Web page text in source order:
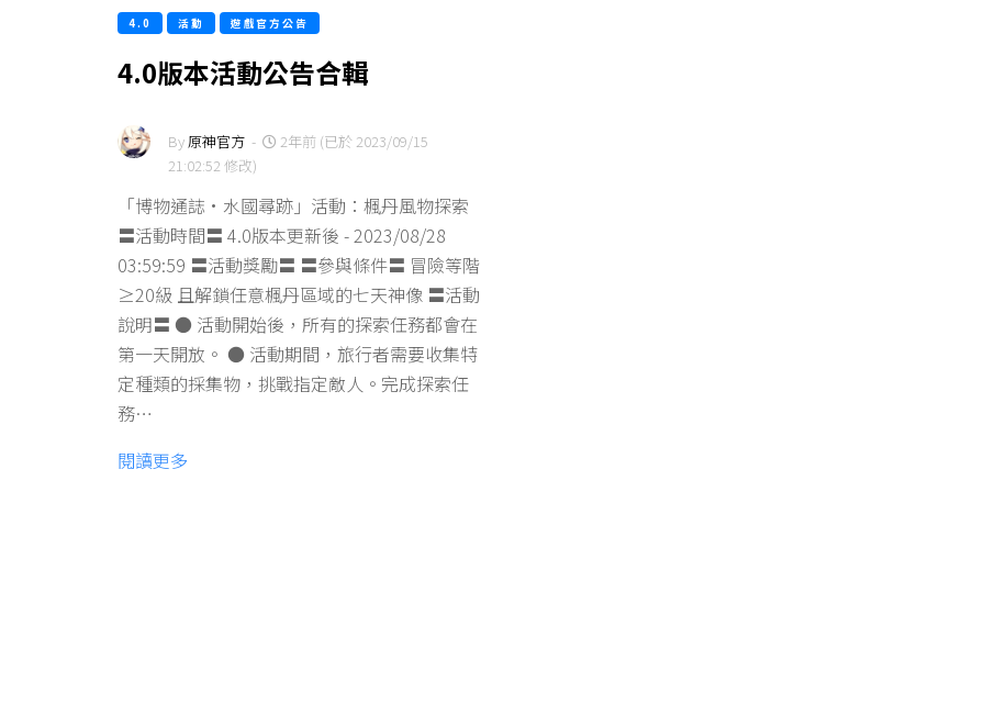
4.0 活動 遊戲官方公告
4.0版本活動公告合輯
By原神官方 -
2年前 (已於 2023/09/15
21:02:52 修改)
「博物通誌·水國尋跡」活動：楓丹風物探索
〓活動時間〓 4.0版本更新後 - 2023/08/28
03:59:59 〓活動獎勵〓 〓參與條件〓 冒險等階
≥20級 且解鎖任意楓丹區域的七天神像 〓活動
說明〓 ● 活動開始後，所有的探索任務都會在
第一天開放。 ● 活動期間，旅行者需要收集特
定種類的採集物，挑戰指定敵人。完成探索任
務…
閱讀更多